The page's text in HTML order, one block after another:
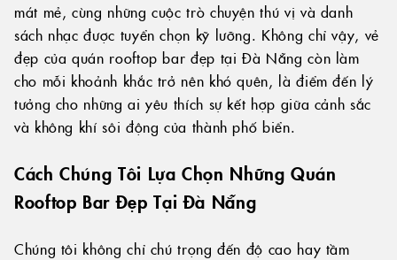
mát mẻ, cùng những cuộc trò chuyện thú vị và danh
sách nhạc được tuyển chọn kỹ lưỡng. Không chỉ vậy, vẻ
đẹp của quán rooftop bar đẹp tại Đà Nẵng còn làm
cho mỗi khoảnh khắc trở nên khó quên, là điểm đến lý
tưởng cho những ai yêu thích sự kết hợp giữa cảnh sắc
và không khí sôi động của thành phố biển.
Cách Chúng Tôi Lựa Chọn Những Quán
Rooftop Bar Đẹp Tại Đà Nẵng
Chúng tôi không chỉ chú trọng đến độ cao hay tầm